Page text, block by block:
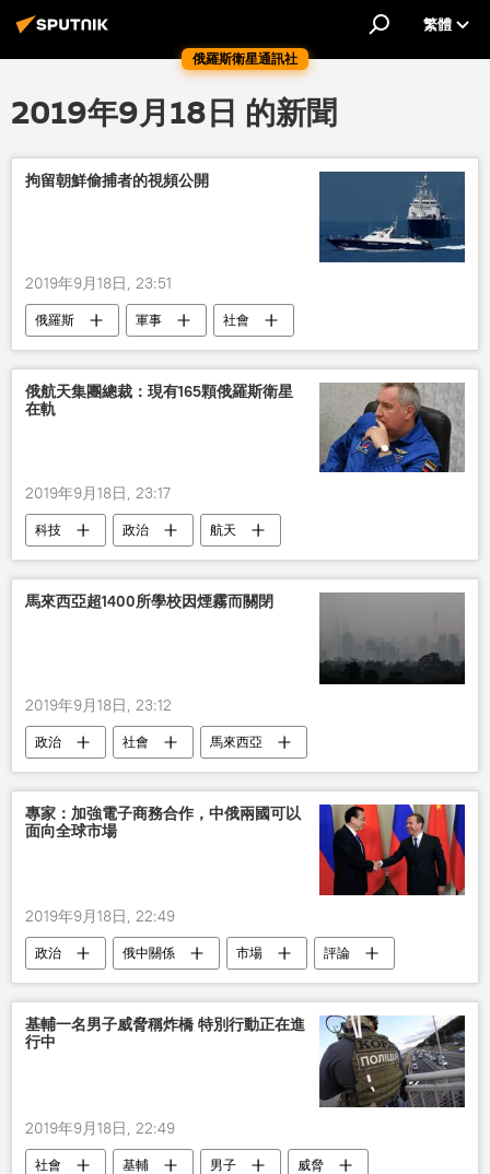
俄羅斯衛星通訊社
繁體
2019年9月18日 的新聞
拘留朝鮮偷捕者的視頻公開
2019年9月18日, 23:51
俄羅斯 軍事
社會
朝鮮半島
日本海 拘留
俄航天集團總裁：現有165顆俄羅斯衛星
在軌
2019年9月18日, 23:17
科技 政治 航天
馬來西亞超1400所學校因煙霧而關閉
2019年9月18日, 23:12
政治 社會 馬來西亞
專家：加強電子商務合作，中俄兩國可以
面向全球市場
2019年9月18日, 22:49
政治 俄中關係 市場 評論
基輔一名男子威脅稱炸橋 特別行動正在進
行中
2019年9月18日, 22:49
社會 基輔 男子 威脅